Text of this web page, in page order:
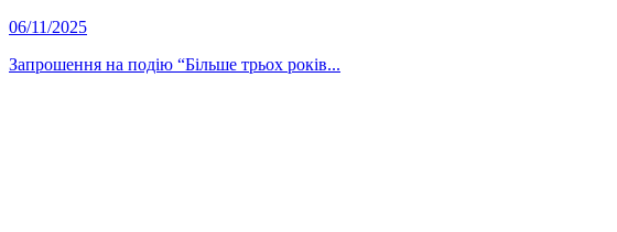
06/11/2025
Запрошення на подію “Більше трьох років...